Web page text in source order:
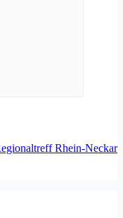
Rhein-Neckar